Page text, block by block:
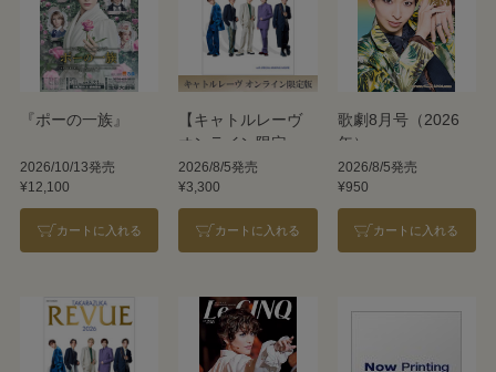
『ポーの一族』
2026/10/13発売
¥12,100
カートに入れる
【キャトルレーヴ
オンライン限定
版】TAKARAZUKA
REVUE 2026
2026/8/5発売
¥3,300
カートに入れる
歌劇8月号（2026
年）
2026/8/5発売
¥950
カートに入れる